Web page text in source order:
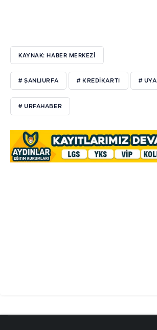
KAYNAK: HABER MERKEZİ
# ŞANLIURFA # KREDIKARTI #
# URFAHABER